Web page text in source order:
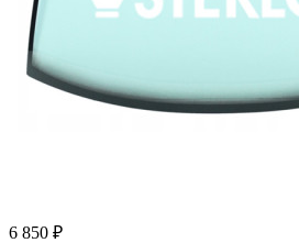
6 850 ₽